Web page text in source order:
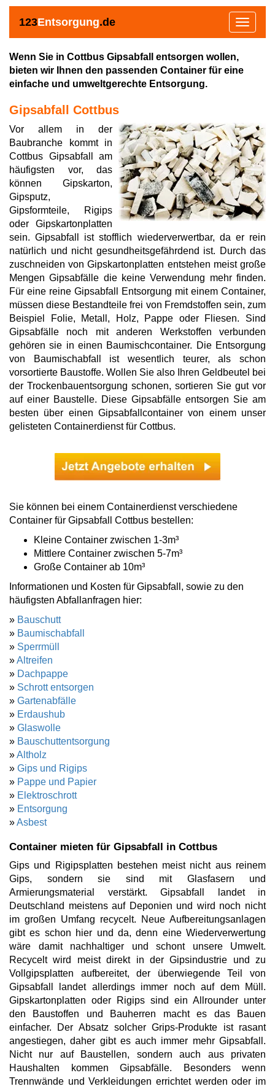
123Entsorgung.de
Toggle
Wenn Sie in Cottbus Gipsabfall entsorgen wollen,
bieten wir Ihnen den passenden Container für eine
einfache und umweltgerechte Entsorgung.
Gipsabfall Cottbus
Vor allem in der
Baubranche kommt in
Cottbus Gipsabfall am
häufigsten vor, das
können Gipskarton,
Gipsputz,
Gipsformteile, Rigips
oder Gipskartonplatten
sein. Gipsabfall ist stofflich wiederverwertbar, da er rein
natürlich und nicht gesundheitsgefährdend ist. Durch das
zuschneiden von Gipskartonplatten entstehen meist große
Mengen Gipsabfälle die keine Verwendung mehr finden.
Für eine reine Gipsabfall Entsorgung mit einem Container,
müssen diese Bestandteile frei von Fremdstoffen sein, zum
Beispiel Folie, Metall, Holz, Pappe oder Fliesen. Sind
Gipsabfälle noch mit anderen Werkstoffen verbunden
gehören sie in einen Baumischcontainer. Die Entsorgung
von Baumischabfall ist wesentlich teurer, als schon
vorsortierte Baustoffe. Wollen Sie also Ihren Geldbeutel bei
der Trockenbauentsorgung schonen, sortieren Sie gut vor
auf einer Baustelle. Diese Gipsabfälle entsorgen Sie am
besten über einen Gipsabfallcontainer von einem unser
gelisteten Containerdienst für Cottbus.
Sie können bei einem Containerdienst verschiedene
Container für Gipsabfall Cottbus bestellen:
Kleine Container zwischen 1-3m³
Mittlere Container zwischen 5-7m³
Große Container ab 10m³
Informationen und Kosten für Gipsabfall, sowie zu den
häufigsten Abfallanfragen hier:
» Bauschutt
» Baumischabfall
» Sperrmüll
»Altreifen
» Dachpappe
» Schrott entsorgen
» Gartenabfälle
» Erdaushub
» Glaswolle
» Bauschuttentsorgung
»Altholz
» Gips und Rigips
» Pappe und Papier
» Elektroschrott
» Entsorgung
»Asbest
Container mieten für Gipsabfall in Cottbus
Gips und Rigipsplatten bestehen meist nicht aus reinem
Gips, sondern sie sind mit Glasfasern und
Armierungsmaterial verstärkt. Gipsabfall landet in
Deutschland meistens auf Deponien und wird noch nicht
im großen Umfang recycelt. Neue Aufbereitungsanlagen
gibt es schon hier und da, denn eine Wiederverwertung
wäre damit nachhaltiger und schont unsere Umwelt.
Recycelt wird meist direkt in der Gipsindustrie und zu
Vollgipsplatten aufbereitet, der überwiegende Teil von
Gipsabfall landet allerdings immer noch auf dem Müll.
Gipskartonplatten oder Rigips sind ein Allrounder unter
den Baustoffen und Bauherren macht es das Bauen
einfacher. Der Absatz solcher Grips-Produkte ist rasant
angestiegen, daher gibt es auch immer mehr Gipsabfall.
Nicht nur auf Baustellen, sondern auch aus privaten
Haushalten kommen Gipsabfälle. Besonders wenn
Trennwände und Verkleidungen errichtet werden oder im